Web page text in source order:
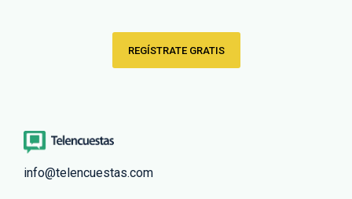
REGÍSTRATE GRATIS
info@telencuestas.com